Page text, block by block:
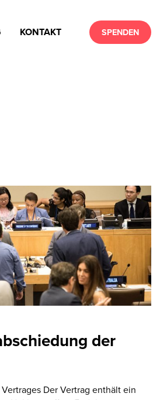
KONTAKT SPENDEN
der
Der Vertrag enthält ein